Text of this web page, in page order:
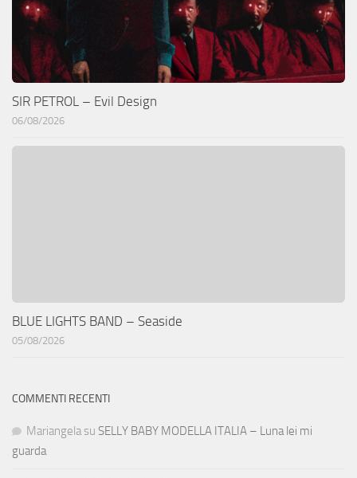
SIR PETROL – Evil Design
06/08/2026
BLUE LIGHTS BAND – Seaside
05/08/2026
COMMENTI RECENTI
Mariangela su SELLY BABY MODELLA ITALIA – Luna lei mi
guarda